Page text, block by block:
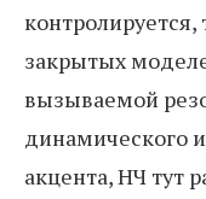
контролируется,
закрытых
вызываемой
динамического
акцента, НЧ тут